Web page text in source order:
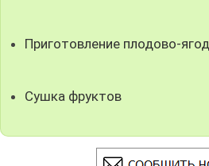
Приготовление плодово-
Сушка фруктов